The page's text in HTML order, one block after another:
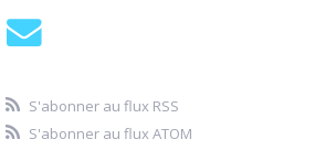
S'abonner au flux RSS
S'abonner au flux ATOM